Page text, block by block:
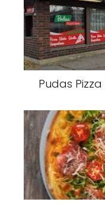
Pudas